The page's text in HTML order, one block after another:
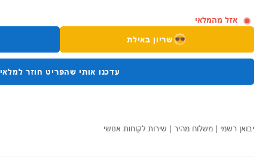
אזל מהמלאי
שריון באילת
עדכנו אותי שהפריט חוזר למלאי
יבואן רשמי | משלוח מהיר | שירות לקוחות אנושי